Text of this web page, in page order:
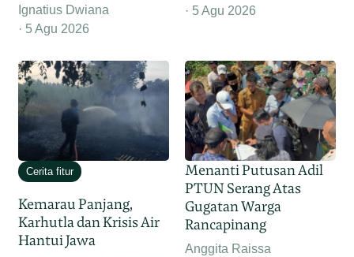
Ignatius Dwiana
5 Agu 2026
5 Agu 2026
Cerita fitur
Kemarau Panjang,
Karhutla dan Krisis Air
Hantui Jawa
Menanti Putusan Adil
PTUN Serang Atas
Gugatan Warga
Rancapinang
Anggita Raissa